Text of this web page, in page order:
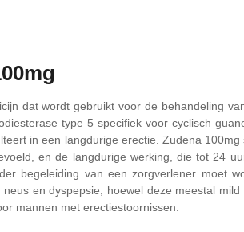
dat wordt gebruikt voor de behandeling
type 5 specifiek voor cyclisch
in een langdurige erectie. Zudena
en de langdurige werking, die tot 24
begeleiding van een zorgverlener moet
en dyspepsie, hoewel deze meestal
mannen met erectiestoornissen.